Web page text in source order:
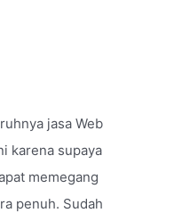
jasa Web
karena supaya
memegang
penuh. Sudah